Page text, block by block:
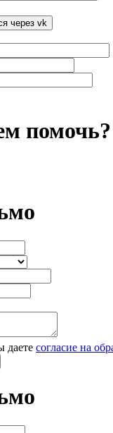
через vk
помочь?
даете согласие на